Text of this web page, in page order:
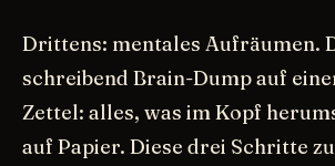
Drittens: mentales Aufräumen.
schreibend Brain-Dump auf
Zettel: alles, was im Kopf
auf Papier. Diese drei Schritte